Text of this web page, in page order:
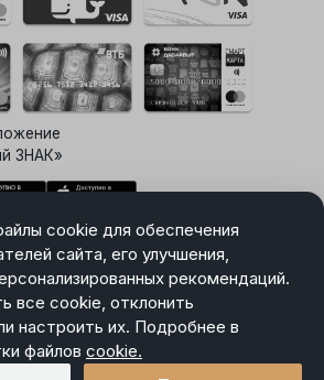
cookie для обеспечения
сайта, его улучшения,
рекомендаций.
все cookie, отклонить
настроить их. Подробнее в
файлов cookie.
ЗНАК»
настроек Cookie
Карта сайта
обработки персональных данных
соглашение